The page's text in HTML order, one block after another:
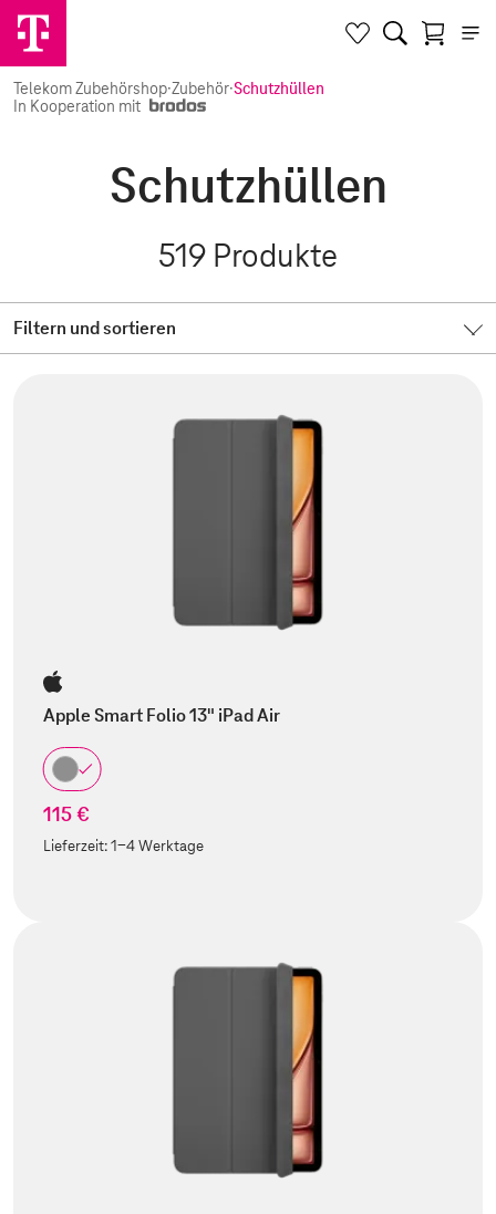
Telekom Zubehörshop·Zubehör·Schutzhüllen
In Kooperation mit
Schutzhüllen
519 Produkte
Filtern und sortieren
Apple Smart Folio 13" iPad Air
115 €
Lieferzeit:1-4 Werktage